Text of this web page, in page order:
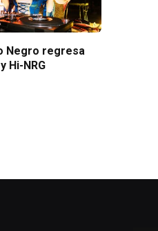
Negro regresa
Hi-NRG